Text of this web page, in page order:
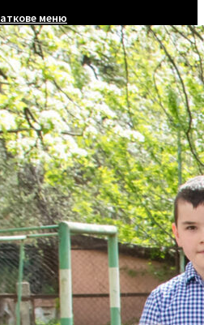
меню